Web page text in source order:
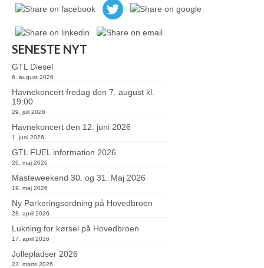
SENESTE NYT
GTL Diesel
6. august 2026
Havnekoncert fredag den 7. august kl.
19:00
29. juli 2026
Havnekoncert den 12. juni 2026
1. juni 2026
GTL FUEL information 2026
26. maj 2026
Masteweekend 30. og 31. Maj 2026
19. maj 2026
Ny Parkeringsordning på Hovedbroen
28. april 2026
Lukning for kørsel på Hovedbroen
17. april 2026
Jollepladser 2026
23. marts 2026